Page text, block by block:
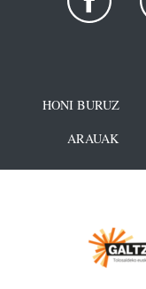
HONI BURUZ
ARAUAK